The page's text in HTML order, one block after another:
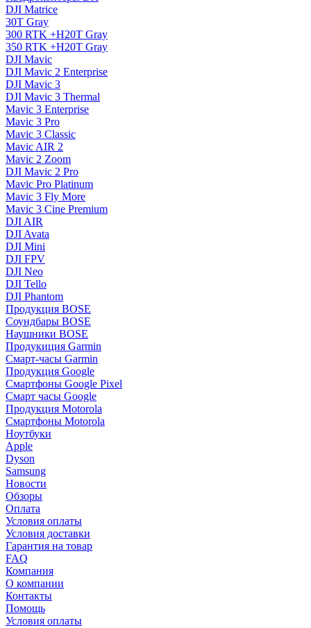
DJI Matrice
30T Gray
300 RTK +H20T Gray
350 RTK +H20T Gray
DJI Mavic
DJI Mavic 2 Enterprise
DJI Mavic 3
DJI Mavic 3 Thermal
Mavic 3 Enterprise
Mavic 3 Pro
Mavic 3 Сlassic
Mavic AIR 2
Mavic 2 Zoom
DJI Mavic 2 Pro
Mavic Pro Platinum
Mavic 3 Fly More
Mavic 3 Cine Premium
DJI AIR
DJI Avata
DJI Mini
DJI FPV
DJI Neo
DJI Tello
DJI Phantom
Продукция BOSE
Соундбары BOSE
Наушники BOSE
Продукиция Garmin
Смарт-часы Garmin
Продукция Google
Смартфоны Google Pixel
Смарт часы Google
Продукция Motorola
Смартфоны Motorola
Ноутбуки
Apple
Dyson
Samsung
Новости
Обзоры
Оплата
Условия оплаты
Условия доставки
Гарантия на товар
FAQ
Компания
О компании
Контакты
Помощь
Условия оплаты